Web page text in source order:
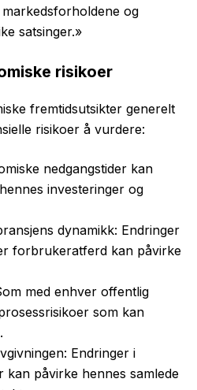
og
satsinger.»
risikoer
fremtidsutsikter generelt
risikoer å vurdere:
nedgangstider kan
investeringer og
dynamikk: Endringer
forbrukeratferd kan påvirke
med enhver offentlig
som kan
Endringer i
kan påvirke hennes samlede